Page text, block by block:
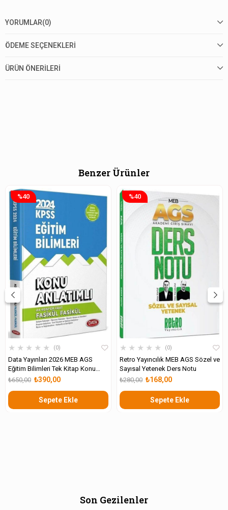
YORUMLAR(0)
ÖDEME SEÇENEKLERI
ÜRÜN ÖNERILERI
Benzer Ürünler
★ ★ ★ ★ ★ 0
Data Yayınları 2026 MEB AGS
Eğitim Bilimleri Tek Kitap Konu
Anlatımlı ₺390,00
₺650,00
Sepete Ekle
%40
★ ★ ★ ★ ★ 0
Retro Yayıncılık MEB AGS Sözel ve
Sayısal Yetenek Ders Notu
₺168,00
₺280,00
Sepete Ekle
%40
Son Gezilenler